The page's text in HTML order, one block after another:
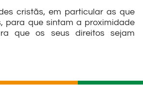
cristãs, em particular as que
para que sintam a proximidade
que os seus direitos sejam